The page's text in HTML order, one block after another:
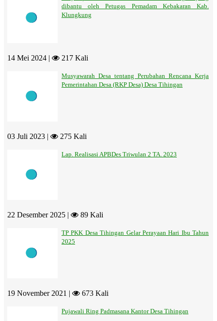
dibantu oleh Petugas Pemadam Kebakaran Kab.
Klungkung
14 Mei 2024 | 217 Kali
Musyawarah Desa tentang Perubahan Rencana Kerja
Pemerintahan Desa (RKP Desa) Desa Tihingan
03 Juli 2023 | 275 Kali
Lap. Realisasi APBDes Triwulan 2 TA. 2023
22 Desember 2025 | 89 Kali
TP PKK Desa Tihingan Gelar Perayaan Hari Ibu Tahun
2025
19 November 2021 | 673 Kali
Pujawali Ring Padmasana Kantor Desa Tihingan